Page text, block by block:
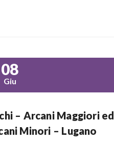
08
Giu
– Arcani Maggiori ed
Minori – Lugano